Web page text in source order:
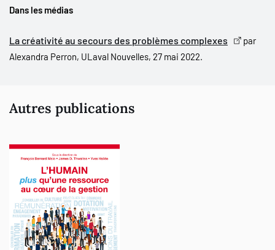
organisationnel propose qu’elle en appelle à de nouvelles
professionnels en ressources humaines. Après avoir passé en
Dans les médias
La créativité au secours des problèmes complexes
par
Alexandra Perron, ULaval Nouvelles, 27 mai 2022.
Autres publications